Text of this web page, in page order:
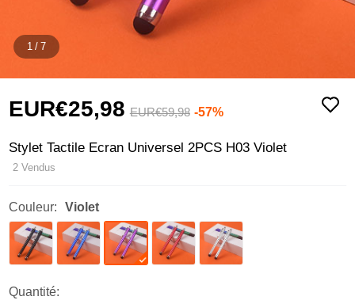
1 / 7
EUR€25,98 EUR€59,98 -57%
Stylet Tactile Ecran Universel 2PCS H03 Violet
2 Vendus
Couleur: Violet
Quantité: